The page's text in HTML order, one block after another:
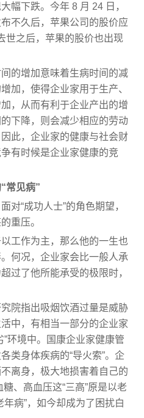
幅下跌。今年 8 月 24 日，
不久后，苹果公司的股价应
世之后，苹果的股价也出现
的增加意味着生病时间的减
加，使得企业家用于生产、
，从而有利于企业产出的增
下降，则会减少相应的劳动
此，企业家的健康与社会财
有时候是企业家健康的竞
常见病”
对“成功人士”的角色期望，
重压。
工作为主，那么他的一生也
何况，企业家会比一般人承
过了他所能承受的极限时，
院指出吸烟饮酒过量是威胁
中，有相当一部分的企业家
环境中。国康企业家健康管
类身体疾病的“导火索”。企
离身，极大地损害着自己的
、高血压这“三高”原是以老
病”，如今却成为了困扰白